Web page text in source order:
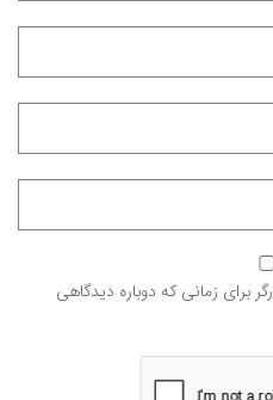
برای زمانی که دوباره دیدگاهی